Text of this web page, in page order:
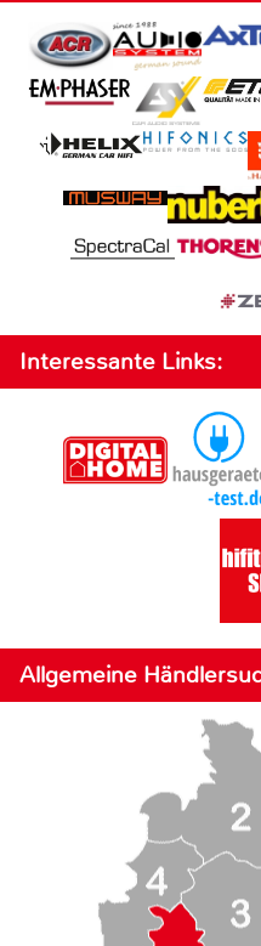
Interessante Links:
Allgemeine